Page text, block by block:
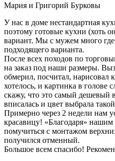
Мария и Григорий Бурковы
У нас в доме нестандартная
поэтому готовые кухни (хоть
вариант. Мы с мужем много
подходящего варианта.
После всех походов по
на заказ под наши размеры.
обмерил, посчитал, нарисовал
хотелось, и картинка в голове
скажу, что это самый дешевый
вписалась и цвет выбрала
Примерно через 2 недели нам
красавицу! «Благодаря»
помучиться с монтажом
получился отменный.
Большое всем спасибо!